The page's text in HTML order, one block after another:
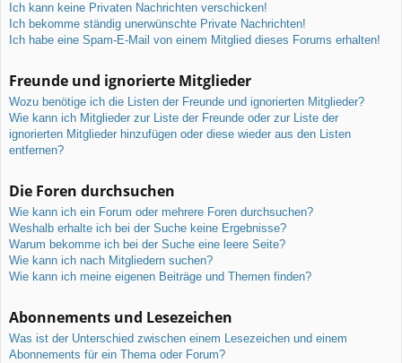
Ich kann keine Privaten Nachrichten verschicken!
Ich bekomme ständig unerwünschte Private Nachrichten!
Ich habe eine Spam-E-Mail von einem Mitglied dieses Forums erhalten!
Freunde und ignorierte Mitglieder
Wozu benötige ich die Listen der Freunde und ignorierten Mitglieder?
Wie kann ich Mitglieder zur Liste der Freunde oder zur Liste der
ignorierten Mitglieder hinzufügen oder diese wieder aus den Listen
entfernen?
Die Foren durchsuchen
Wie kann ich ein Forum oder mehrere Foren durchsuchen?
Weshalb erhalte ich bei der Suche keine Ergebnisse?
Warum bekomme ich bei der Suche eine leere Seite?
Wie kann ich nach Mitgliedern suchen?
Wie kann ich meine eigenen Beiträge und Themen finden?
Abonnements und Lesezeichen
Was ist der Unterschied zwischen einem Lesezeichen und einem
Abonnements für ein Thema oder Forum?